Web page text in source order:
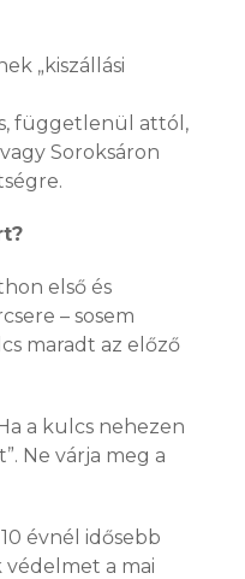
„kiszállási
függetlenül attól,
Soroksáron
első és
– sosem
maradt az előző
a kulcs nehezen
Ne várja meg a
10 évnél idősebb
a mai